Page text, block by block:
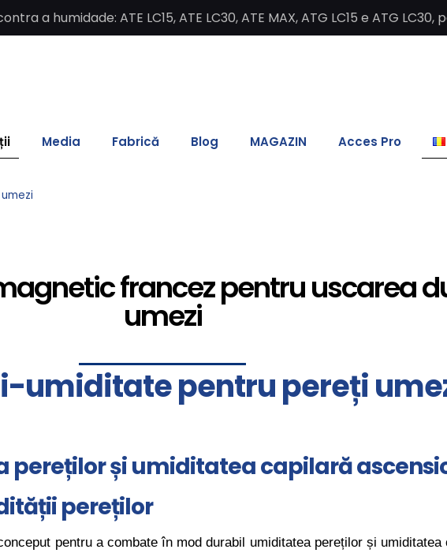
a humidade: ATE LC15, ATE LC30, ATE MAX, ATG LC15 e ATG
Media Fabrică Blog MAGAZIN Acces Pro
francez pentru uscarea
umezi
umiditate pentru pereți
și umiditatea capilară
pereților
pentru a combate în mod durabil umiditatea pereților și